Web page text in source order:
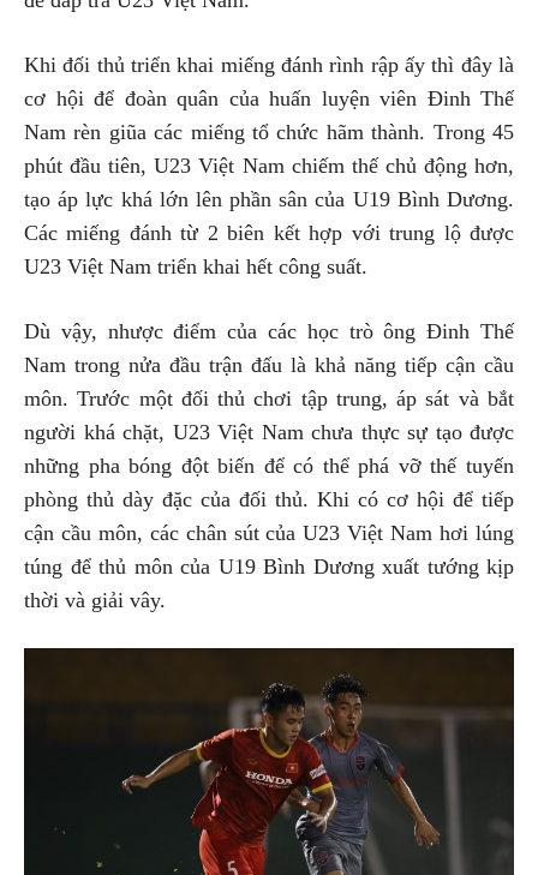
Khi đối thủ triển khai miếng đánh rình rập ấy thì đây là
cơ hội để đoàn quân của huấn luyện viên Đinh Thế
Nam rèn giũa các miếng tổ chức hãm thành. Trong 45
phút đầu tiên, U23 Việt Nam chiếm thế chủ động hơn,
tạo áp lực khá lớn lên phần sân của U19 Bình Dương.
Các miếng đánh từ 2 biên kết hợp với trung lộ được
U23 Việt Nam triển khai hết công suất.
Dù vậy, nhược điểm của các học trò ông Đinh Thế
Nam trong nửa đầu trận đấu là khả năng tiếp cận cầu
môn. Trước một đối thủ chơi tập trung, áp sát và bắt
người khá chặt, U23 Việt Nam chưa thực sự tạo được
những pha bóng đột biến để có thể phá vỡ thế tuyến
phòng thủ dày đặc của đối thủ. Khi có cơ hội để tiếp
cận cầu môn, các chân sút của U23 Việt Nam hơi lúng
túng để thủ môn của U19 Bình Dương xuất tướng kịp
thời và giải vây.